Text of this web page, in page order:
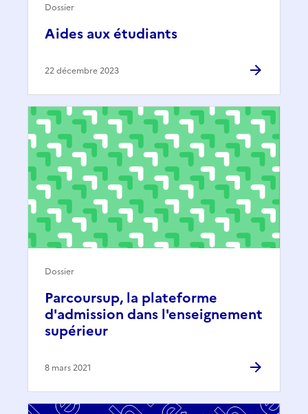
Aides aux étudiants
Dossier
22 décembre 2023
Parcoursup, la plateforme
d'admission dans l'enseignement
supérieur
Dossier
8 mars 2021